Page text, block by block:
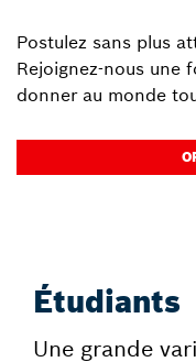
Postulez sans plus
Rejoignez-nous une
donner au monde
Étudiants
Une grande